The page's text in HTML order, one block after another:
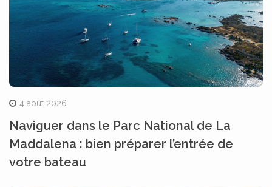
4 août 2026
Naviguer dans le Parc National de La
Maddalena : bien préparer l’entrée de
votre bateau